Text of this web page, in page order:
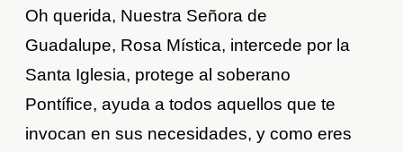
Oh querida, Nuestra Señora de
Guadalupe, Rosa Mística, intercede por la
Santa Iglesia, protege al soberano
Pontífice, ayuda a todos aquellos que te
invocan en sus necesidades, y como eres